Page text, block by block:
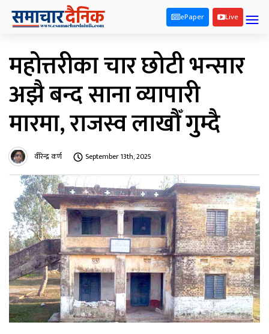
ePaper Live
महोत्तरीका चार छोटी भन्सार
अझै बन्द साना व्यापारी
मारमा, राजस्व लाखौँ गुम्दै
वीरेन्द्र कर्ण September 13th, 2025